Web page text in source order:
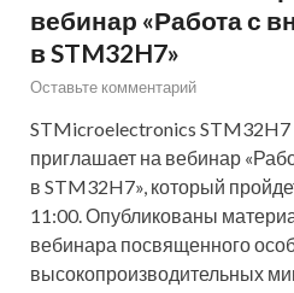
вебинар «Работа с
в STM32H7»
Оставьте комментарий
STMicroelectronics
приглашает на вебинар
в STM32H7», который
11:00. Опубликованы
вебинара посвященного
высокопроизводительных